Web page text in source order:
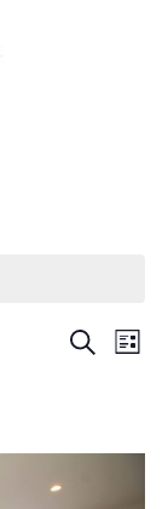
イ
ン
検
イ
List